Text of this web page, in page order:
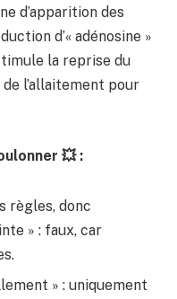
d’apparition des
d’« adénosine »
la reprise du
l’allaitement pour
💥 :
règles, donc
» : faux, car
» : uniquement